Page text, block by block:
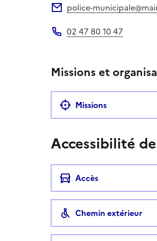
police-
02 47 80 10 47
Missions et
Missions
Accessibilité
Accès
Chemin extérieur